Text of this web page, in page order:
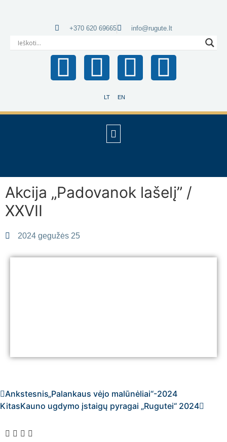
LT EN
+370 620 69665 info@rugute.lt
Akcija „Padovanok lašelį” /
XXVII
2024 gegužės 25
Ankstesnis„Palankaus vėjo malūnėliai“-2024
KitasKauno ugdymo įstaigų pyragai „Rugutei“ 2024